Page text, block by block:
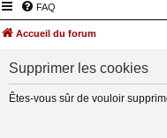
FAQ
Accueil du forum
Supprimer les cookies
Êtes-vous sûr de vouloir